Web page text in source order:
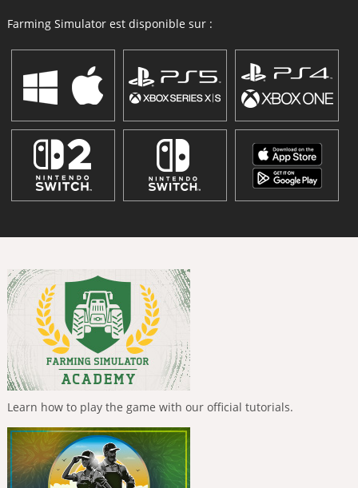
Farming Simulator est disponible sur :
Learn how to play the game with our official tutorials.